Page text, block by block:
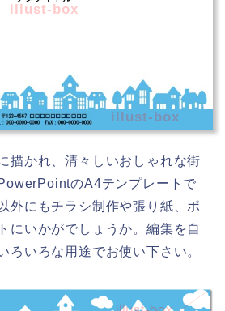
illust-box
illust-box
描かれ、清々しいおしゃれな街
のA4テンプレートで
外にもチラシ制作や張り紙、ポ
にいかがでしょうか。編集を自
ろいろな用途でお使い下さい。